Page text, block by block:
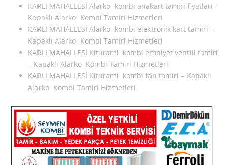
KARLI MAHALLESİ Alarko kombi anakart tamiri fiyatları –
Kapaklı Alarko Kombi Tamiri Hizmetleri
KARLI MAHALLESİ Alarko kombi elektronik kart tamiri –
Kapaklı Alarko Kombi Tamiri Hizmetleri
KARLI MAHALLESİ Kiturami kombi emniyet ventili tamiri
– Kapaklı Alarko Kombi Tamiri Hizmetleri
KARLI MAHALLESİ Kiturami kombi fan tamiri – Kapaklı
Alarko Kombi Tamiri Hizmetleri